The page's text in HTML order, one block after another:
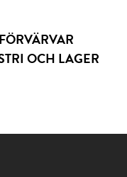
OCH LAGER